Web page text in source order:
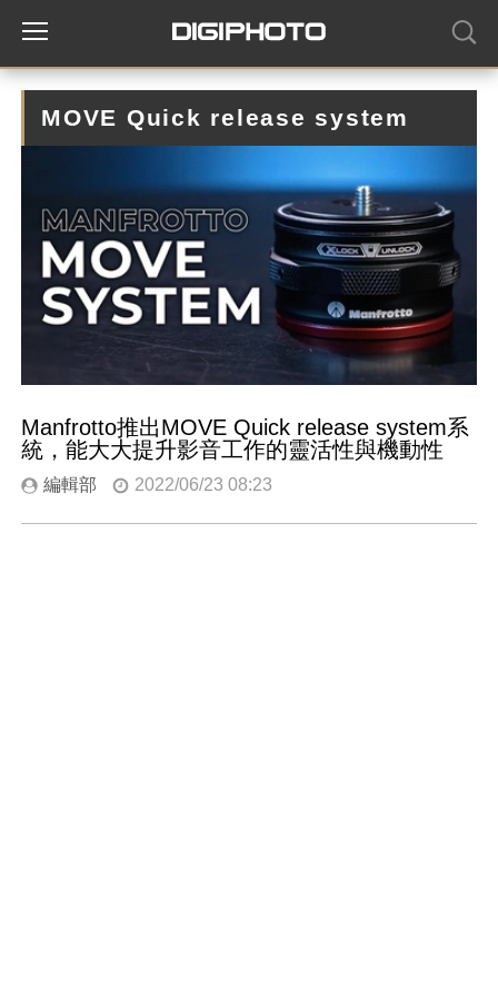
MOVE Quick release system
Manfrotto推出MOVE Quick release system系
統，能大大提升影音工作的靈活性與機動性
編輯部 2022/06/23 08:23